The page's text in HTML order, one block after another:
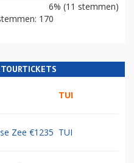
6% (11 stemmen)
170
TUI
Zee €1235 TUI